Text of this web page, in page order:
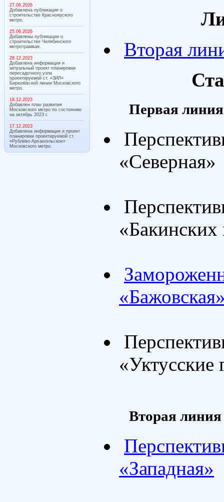
27.06.2026
Добавлена публикация о
строительстве Красноярского
метро.
25.06.2026
Добавлены публикации о
строительстве Челябинского
метротрамвая.
28.12.2023
Добавлена информация и
актуальный проект планировки
пересадочного узла
проектируемой ст. «ЗИЛ»
Бирюлёвской линии Московского
метро.
18.12.2023
Добавлен план развития
Московского метро по состоянию
на октябрь 2023 г.
17.12.2023
Добавлена информация и проект
планировки проектируемой ст.
«Рублёво-Архангельское»
Московского метро.
Вторая
Первая линия
«Северная»
«Бакинских
«Уктусские
Вторая линия
«Западная»